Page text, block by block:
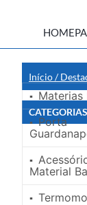
Início/
CATEGORIAS
▪ Materias
▪ Porta
▪
Material
▪